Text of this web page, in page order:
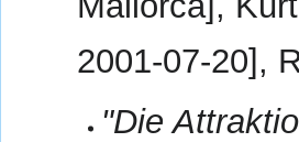
2001-07-20],
"Die